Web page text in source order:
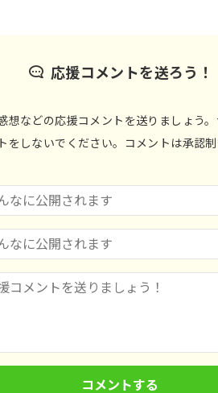
応援コメントを送ろう！
想などの応援コメントを送りましょう
しないでください。コメントは承認制